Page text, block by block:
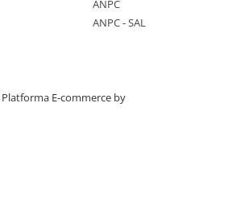
ANPC
ANPC - SAL
Platforma E-commerce by